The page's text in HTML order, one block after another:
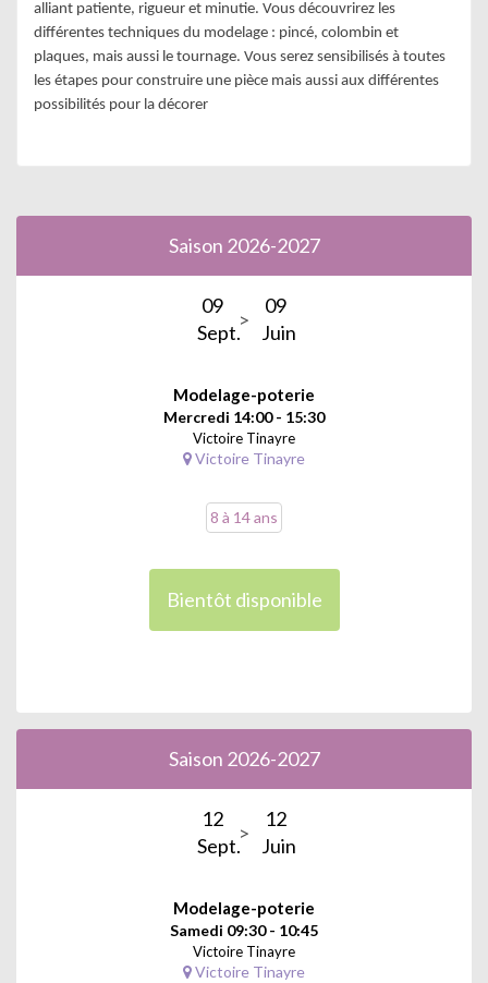
alliant patiente, rigueur et minutie. Vous découvrirez les
différentes techniques du modelage : pincé, colombin et
plaques, mais aussi le tournage. Vous serez sensibilisés à toutes
les étapes pour construire une pièce mais aussi aux différentes
possibilités pour la décorer
Saison 2026-2027
09
Sept.
09
Juin
Modelage-poterie
Mercredi 14:00 - 15:30
Victoire Tinayre
Victoire Tinayre
8 à 14 ans
Bientôt disponible
Saison 2026-2027
12
Sept.
12
Juin
Modelage-poterie
Samedi 09:30 - 10:45
Victoire Tinayre
Victoire Tinayre